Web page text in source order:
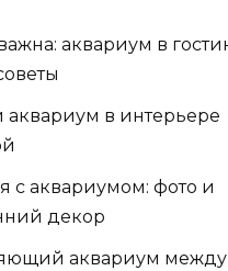
аквариум в
аквариум в интерьере
с аквариумом: фото и
декор
аквариум между